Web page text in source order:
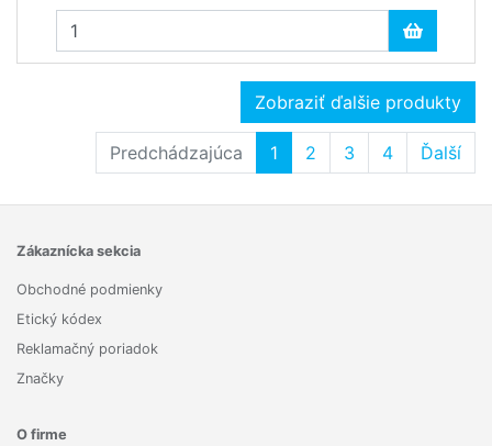
Zobraziť ďalšie produkty
Predchádzajúca 1 2 3 4 Ďalší
Zákaznícka sekcia
Obchodné podmienky
Etický kódex
Reklamačný poriadok
Značky
O firme